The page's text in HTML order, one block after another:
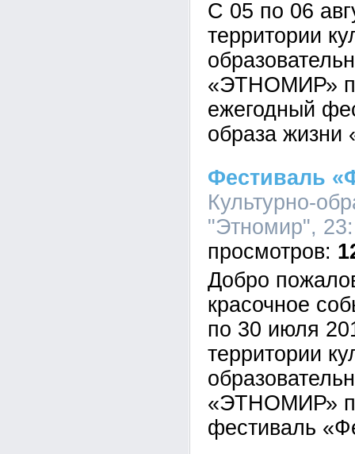
С 05 по 06
территории
«ЭТНОМИР»
ежегодный
образа
Фестиваль
Культурно-
"Этномир",
Добро
красочное
по 30 июля
территории
«ЭТНОМИР»
фестиваль